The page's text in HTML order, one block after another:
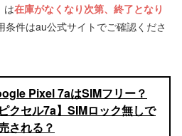
は在庫がなくなり次第、終了となり
条件はau公式サイトでご確認くださ
Pixel 7aはSIMフリー？
ピクセル7a】SIMロック無しで
される？